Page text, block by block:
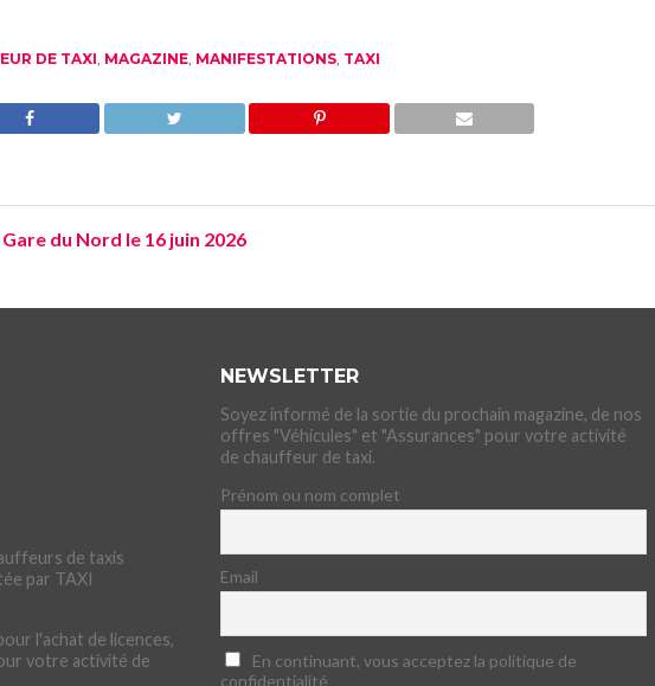
DE TAXI, MAGAZINE, MANIFESTATIONS, TAXI
du Nord le 16 juin 2026
de taxis
par TAXI
l'achat de licences,
votre activité de
NEWSLETTER
Soyez informé de la sortie du prochain magazine, de nos
offres "Véhicules" et "Assurances" pour votre activité
de chauffeur de taxi.
Prénom ou nom complet
Email
En continuant, vous acceptez la politique de
confidentialité